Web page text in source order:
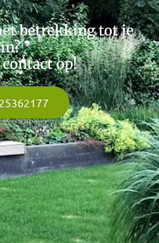
betrekking tot je
op!